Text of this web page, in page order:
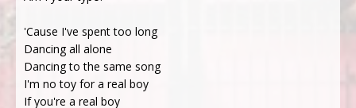
'Cause I've spent too long
Dancing all alone
Dancing to the same song
I'm no toy for a real boy
If you're a real boy